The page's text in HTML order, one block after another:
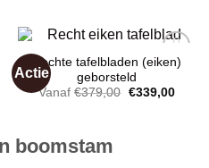
Actie
Rechte tafelbladen (eiken)
geborsteld
Vanaf €379,00 €339,00
boomstam